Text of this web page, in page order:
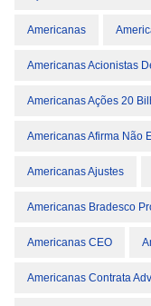
Americanas
Americanas Acionistas
Americanas Ações 20
Americanas Afirma Não
Americanas Ajustes
Americanas Bradesco
Americanas CEO
Americanas Contrata